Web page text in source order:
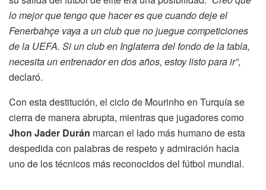
lo mejor que tengo que hacer es que cuando deje el
Fenerbahçe vaya a un club que no juegue competiciones
de la UEFA. Si un club en Inglaterra del fondo de la tabla,
necesita un entrenador en dos años, estoy listo para ir”,
declaró.
Con esta destitución, el ciclo de Mourinho en Turquía se
cierra de manera abrupta, mientras que jugadores como
Jhon Jader Durán marcan el lado más humano de esta
despedida con palabras de respeto y admiración hacia
uno de los técnicos más reconocidos del fútbol mundial.